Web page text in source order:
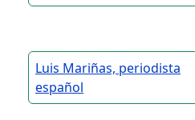
Luis Mariñas, periodista
español